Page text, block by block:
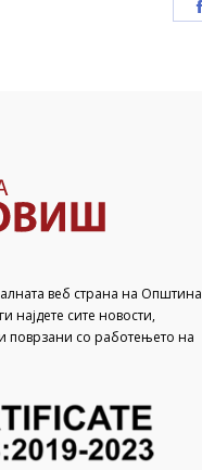
веб страна на Општина
најдете сите новости,
со работењето на